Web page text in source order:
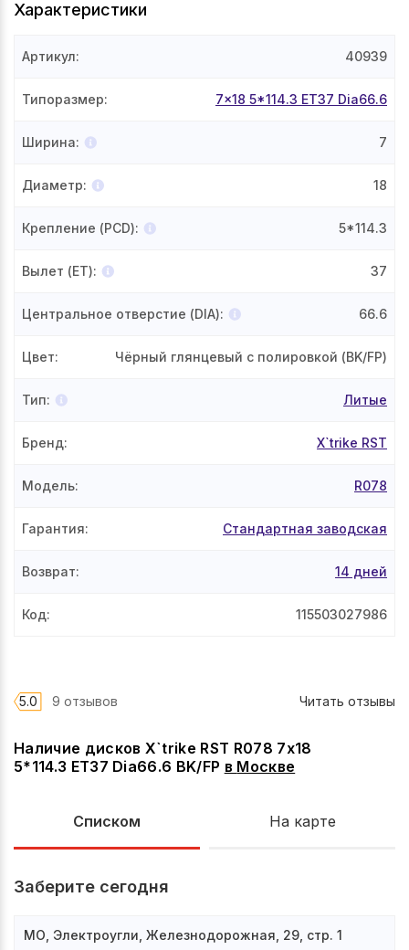
Наличие дисков X`trike RST R078 7x18
5*114.3 ET37 Dia66.6 BK/FP в Москве
Списком На карте
Заберите сегодня
МО, Электроугли, Железнодорожная, 29, стр. 1
Характеристики
Артикул: 40939
Типоразмер: 7x18 5*114.3 ET37 Dia66.6
Ширина: 7
Диаметр: 18
Крепление (PCD): 5*114.3
Вылет (ET): 37
Центральное отверстие (DIA): 66.6
Цвет: Чёрный глянцевый с полировкой (BK/FP)
Тип: Литые
Бренд: X`trike RST
Модель: R078
Гарантия: Стандартная заводская
Возврат: 14 дней
Код: 115503027986
5.0 9 отзывов Читать отзывы